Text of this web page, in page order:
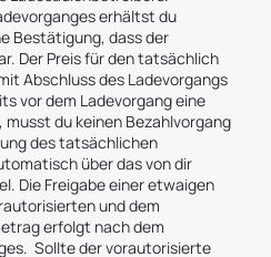
erhältst du
Bestätigung, dass der
Der Preis für den tatsächlich
Abschluss des Ladevorgangs
vor dem Ladevorgang eine
du keinen Bezahlvorgang
des tatsächlichen
über das von dir
Die Freigabe einer etwaigen
und dem
erfolgt nach dem
Sollte der vorautorisierte